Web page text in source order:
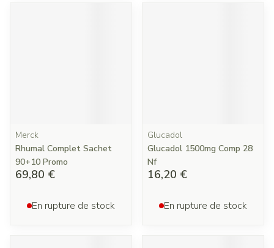
Merck
Rhumal Complet Sachet
90+10 Promo
69,80 €
En rupture de stock
Glucadol
Glucadol 1500mg Comp 28
Nf
16,20 €
En rupture de stock